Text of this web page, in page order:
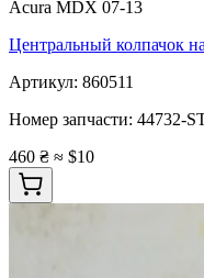
Acura MDX 07-13
Центральный колпачок
Артикул: 860511
Номер запчасти: 44732-
460 ₴ ≈ $10